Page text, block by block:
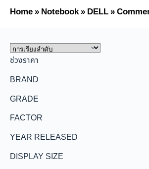
Home»Notebook»DELL»
ช่วงราคา
BRAND
GRADE
FACTOR
YEAR RELEASED
DISPLAY SIZE